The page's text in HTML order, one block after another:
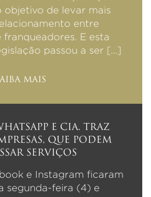
objetivo de levar mais
entre
franqueadores. E esta
passou a ser […]
MAIS
E CIA. TRAZ
QUE PODEM
SERVIÇOS
e Instagram ficaram
segunda-feira (4) e